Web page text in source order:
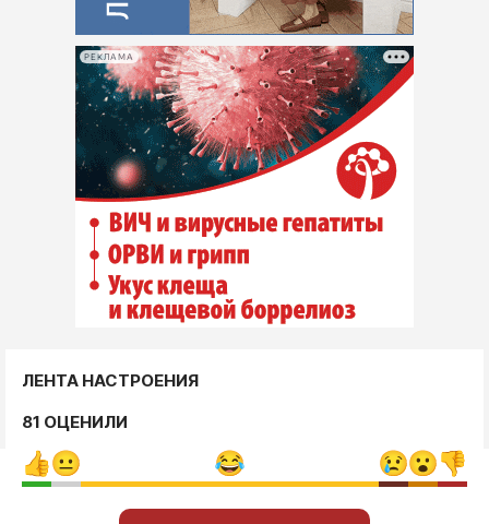
РЕКЛАМА
ЛЕНТА НАСТРОЕНИЯ
81 ОЦЕНИЛИ